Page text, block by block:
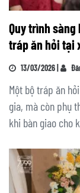
Quy trình
tráp ăn hỏi tại
13/03/2026 |
Một bộ tráp ăn
gia, mà còn phụ
khi bàn giao cho